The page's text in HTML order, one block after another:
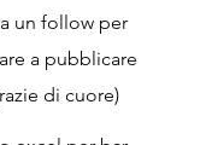
un follow per
a pubblicare
di cuore)